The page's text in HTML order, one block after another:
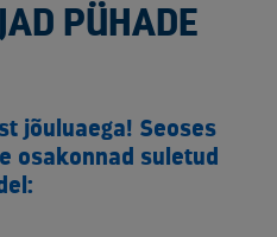
PÜHADE
jõuluaega! Seoses
osakonnad suletud